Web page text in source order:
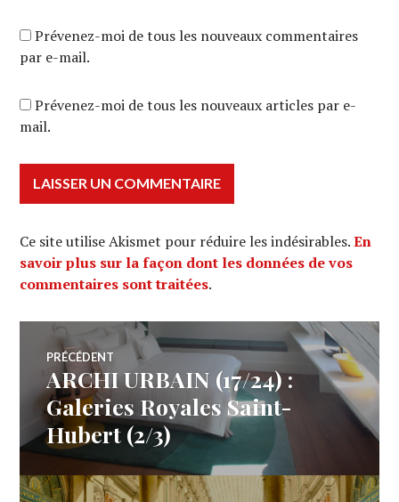
Prévenez-moi de tous les nouveaux commentaires
par e-mail.
Prévenez-moi de tous les nouveaux articles par e-
mail.
Ce site utilise Akismet pour réduire les indésirables.En
savoir plus sur la façon dont les données de vos
commentaires sont traitées.
Navigation
de
l’article
PRÉCÉDENT
Article
précédent :
ARCHI URBAIN (17/24) :
Galeries Royales Saint-
Hubert (2/3)